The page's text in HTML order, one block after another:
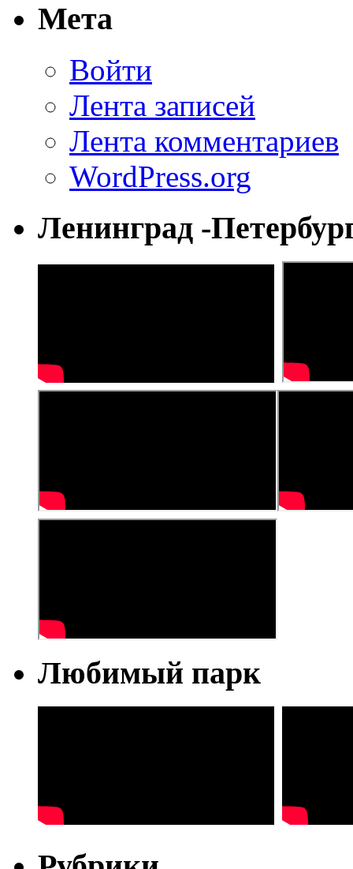
Мета
Войти
Лента записей
Лента комментариев
WordPress.org
Ленинград -
Любимый парк